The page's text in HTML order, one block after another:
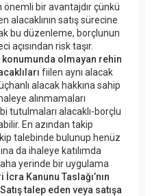
bir avantajdır çünkü
alacaklının satış sürecine
bu düzenleme, borçlunun
açısından risk taşır.
konumunda olmayan rehin
fiilen aynı alacak
alacak hakkına sahip
alınmamaları
tutulmaları alacaklı-borçlu
En azından takip
talebinde bulunup henüz
da ihaleye katılımda
yerinde bir uygulama
İcra Kanunu Taslağı’nın
talep eden veya satışa